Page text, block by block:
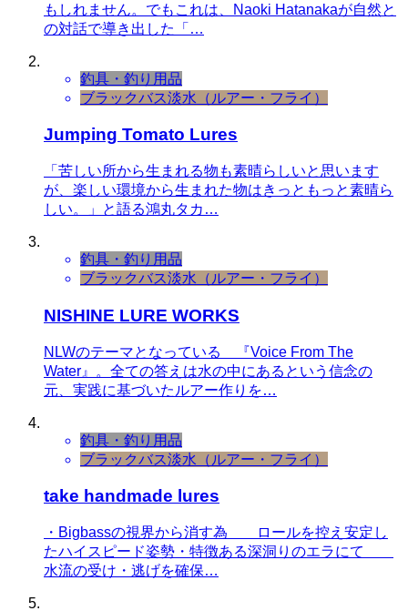
もしれません。でもこれは、Naoki Hatanakaが自然と
の対話で導き出した「…
釣具・釣り用品
ブラックバス淡水（ルアー・フライ）
Jumping Tomato Lures
「苦しい所から生まれる物も素晴らしいと思います
が、楽しい環境から生まれた物はきっともっと素晴ら
しい。」と語る鴻丸タカ…
釣具・釣り用品
ブラックバス淡水（ルアー・フライ）
NISHINE LURE WORKS
NLWのテーマとなっている 『Voice From The
Water』。全ての答えは水の中にあるという信念の
元、実践に基づいたルアー作りを…
釣具・釣り用品
ブラックバス淡水（ルアー・フライ）
take handmade lures
・Bigbassの視界から消す為 ロールを控え安定し
たハイスピード姿勢・特徴ある深洞りのエラにて
水流の受け・逃げを確保…